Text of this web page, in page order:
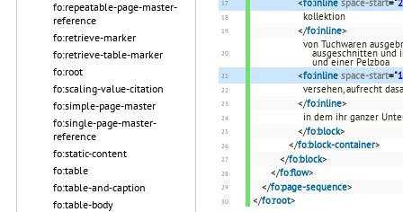
fo:repeatable-page-master-
reference
fo:retrieve-marker
fo:retrieve-table-marker
fo:root
fo:scaling-value-citation
fo:simple-page-master
fo:single-page-master-
reference
fo:static-content
fo:table
fo:table-and-caption
fo:table-body
<fo:inline space-start=
kollektion
</fo:inline>
von Tuchwaren
ausgeschnitten und
und einer Pelzboa
<fo:inline space-start=
versehen, aufrecht
</fo:inline>
in dem ihr ganzer
</fo:block>
</fo:block-container>
</fo:block>
</fo:flow>
</fo:page-sequence>
</fo:root>